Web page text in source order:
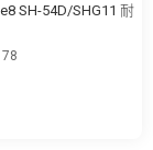
SH-54D/SHG11 耐